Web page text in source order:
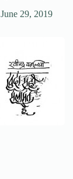
June 29, 2019